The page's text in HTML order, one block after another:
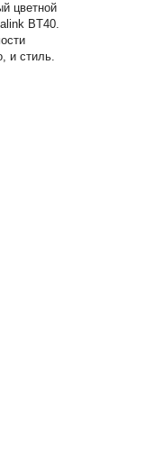
цветной
BT40.
и стиль.